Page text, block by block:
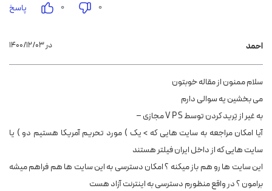
۰
۰ پاسخ
احمد ۱۴۰۰/۱۲/۰۳ در
سلام ممنون از مقاله خوبتون
می بخشین یه سوالی دارم
به غیر از تِرید کردن توسط V P S مجازی –
آیا امکان مراجعه به سایت هایی که > یک ) مورد تحریم آمریکا هستیم دو ) یا
سایت هایی که از داخل ایران فیلتر هستند
این سایت ها رو هم باز میکنه ؟ امکان دسترسی به این سایت ها هم فراهم میشه
برامون ؟ در واقع منظورم دسترسی به اینترنت آزاد هست